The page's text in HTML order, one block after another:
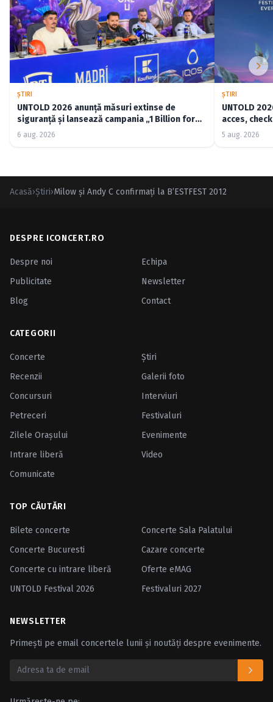
ŞTIRI
UNTOLD 2026 anunță măsuri extinse de
siguranță și lansează campania „1 Billion for
Good”
6 aug. 2026
ŞTIRI
UNTOLD
acces,
5 aug. 2026
Acasă›Ştiri›Milow şi Andy C confirmaţi la B’ESTFEST 2012
DESPRE ICONCERT.RO
Despre noi
Echipa
Publicitate
Newsletter
Blog
Contact
CATEGORII
Concerte
Ştiri
Recenzii
Galerii foto
Concursuri
Interviuri
Petreceri
Festivaluri
Zilele Oraşului
Evenimente
Intrare liberă
Video
Comunicate
TOP CĂUTĂRI
Bilete concerte
Concerte Sala Palatului
Concerte Bucuresti
Cazare concerte
Concerte cu intrare liberă
Oferte eMAG
UNTOLD Festival 2026
Festivaluri 2027
NEWSLETTER
Primești pe email concertele lunii și noutăți despre evenimente.